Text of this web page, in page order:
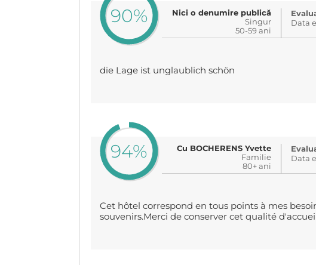
90%
Nici o denumire publică
Singur
50-59 ani
Data
die Lage ist unglaublich schön
94%
Cu BOCHERENS Yvette
Familie
80+ ani
Data
Cet hôtel correspond en tous points à mes
souvenirs.Merci de conserver cet qualité